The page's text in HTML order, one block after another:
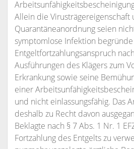
Allein die Virusträgereigenschaft
Quarantäneanordnung seien
symptomlose Infektion
Entgeltfortzahlungsanspruch
Ausführungen des Klägers zum
Erkrankung sowie seine
einer
und nicht einlassungsfähig. Das
deshalb zu Recht davon
Beklagte nach § 7 Abs. 1 Nr. 1
Fortzahlung des Entgelts zu